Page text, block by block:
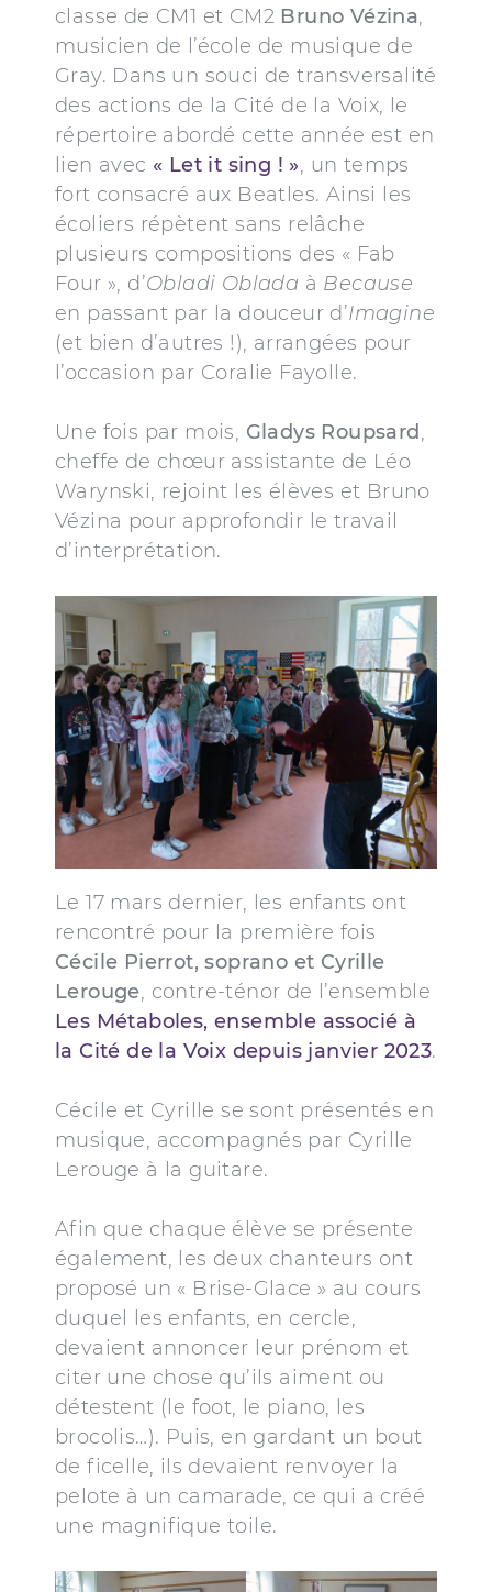
classe de CM1 et CM2 Bruno Vézina,
musicien de l’école de musique de
Gray. Dans un souci de transversalité
des actions de la Cité de la Voix, le
répertoire abordé cette année est en
lien avec « Let it sing ! », un temps
fort consacré aux Beatles. Ainsi les
écoliers répètent sans relâche
plusieurs compositions des « Fab
Four », d’Obladi Oblada à Because
en passant par la douceur d’Imagine
(et bien d’autres !), arrangées pour
l’occasion par Coralie Fayolle.
Une fois par mois, Gladys Roupsard ,
cheffe de chœur assistante de Léo
Warynski, rejoint les élèves et Bruno
Vézina pour approfondir le travail
d’interprétation.
Le 17 mars dernier, les enfants ont
rencontré pour la première fois
Cécile Pierrot, soprano et Cyrille
Lerouge, contre-ténor de l’ensemble
Les Métaboles, ensemble associé à
la Cité de la Voix depuis janvier 2023.
Cécile et Cyrille se sont présentés en
musique, accompagnés par Cyrille
Lerouge à la guitare.
Afin que chaque élève se présente
également, les deux chanteurs ont
proposé un « Brise-Glace » au cours
duquel les enfants, en cercle,
devaient annoncer leur prénom et
citer une chose qu’ils aiment ou
détestent (le foot, le piano, les
brocolis…). Puis, en gardant un bout
de ficelle, ils devaient renvoyer la
pelote à un camarade, ce qui a créé
une magnifique toile.